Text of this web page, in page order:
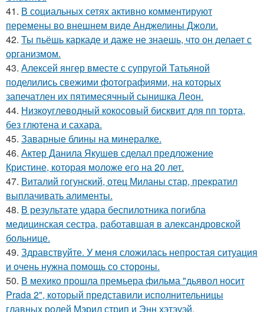
41. В социальных сетях активно комментируют
перемены во внешнем виде Анджелины Джоли.
42. Ты пьёшь каркаде и даже не знаешь, что он делает с
организмом.
43. Алексей янгер вместе с супругой Татьяной
поделились свежими фотографиями, на которых
запечатлен их пятимесячный сынишка Леон.
44. Низкоуглеводный кокосовый бисквит для пп торта,
без глютена и сахара.
45. Заварные блины на минералке.
46. Актер Данила Якушев сделал предложение
Кристине, которая моложе его на 20 лет.
47. Виталий гогунский, отец Миланы стар, прекратил
выплачивать алименты.
48. В результате удара беспилотника погибла
медицинская сестра, работавшая в александровской
больнице.
49. Здравствуйте. У меня сложилась непростая ситуация
и очень нужна помощь со стороны.
50. В мехико прошла премьера фильма "дьявол носит
Prada 2", который представили исполнительницы
главных ролей Мэрил стрип и Энн хэтэуэй.